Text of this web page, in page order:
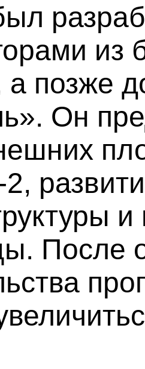
из
а позже
Он
и
После